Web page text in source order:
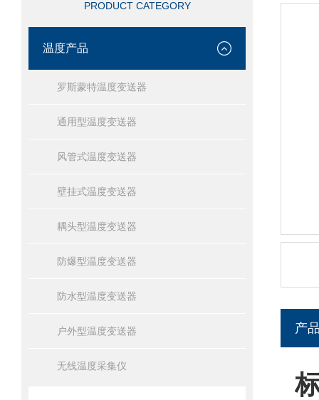
PRODUCT CATEGORY
温度产品
罗斯蒙特温度变送器
通用型温度变送器
风管式温度变送器
壁挂式温度变送器
耦头型温度变送器
防爆型温度变送器
防水型温度变送器
户外型温度变送器
无线温度采集仪
产